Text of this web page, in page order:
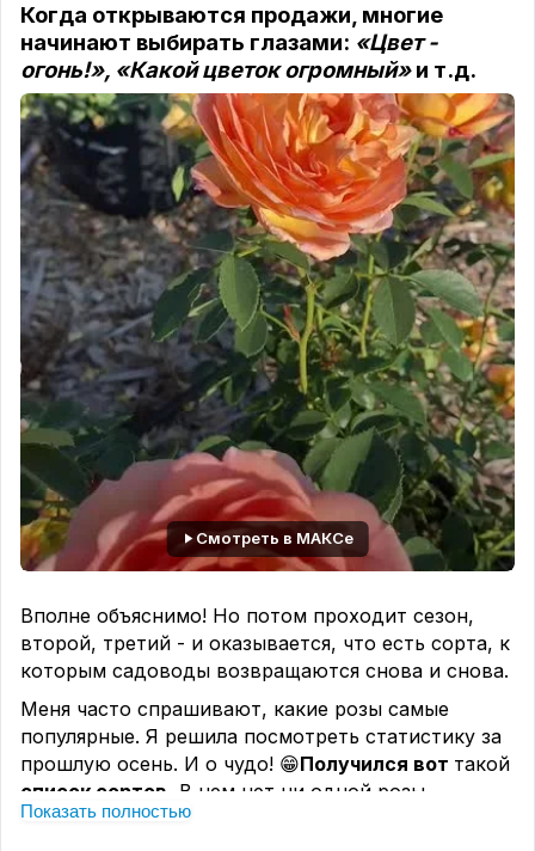
Когда открываются продажи, многие
начинают выбирать глазами: «Цвет -
огонь!», «Какой цветок огромный»и т.д.
Смотреть в МАКСе
Вполне объяснимо! Но потом проходит сезон,
второй, третий - и оказывается, что есть сорта, к
которым садоводы возвращаются снова и снова.
Меня часто спрашивают, какие розы самые
популярные. Я решила посмотреть статистику за
прошлую осень. И о чудо! 😁Получился вот такой
список сортов. В нем нет ни одной розы,
известной только из-за моды или красивой
Показать полностью